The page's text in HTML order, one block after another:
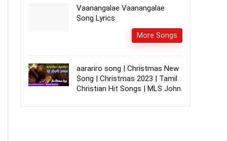
Vaanangalae Vaanangalae
Song Lyrics
More Songs
aarariro song | Christmas New
Song | Christmas 2023 | Tamil
Christian Hit Songs | MLS John